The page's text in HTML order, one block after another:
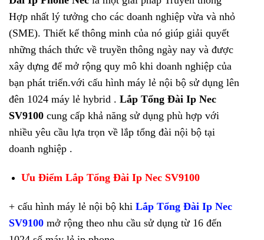
Hợp nhất lý tưởng cho các doanh nghiệp vừa và nhỏ
(SME). Thiết kế thông minh của nó giúp giải quyết
những thách thức về truyền thông ngày nay và được
xây dựng để mở rộng quy mô khi doanh nghiệp của
bạn phát triển.với cấu hình máy lẻ nội bộ sử dụng lên
đên 1024 máy lẻ hybrid . Lắp Tổng Đài Ip Nec
SV9100 cung cấp khả năng sử dụng phù hợp với
nhiều yêu cầu lựa trọn về lắp tổng đài nội bộ tại
doanh nghiệp .
Ưu Điểm Lắp Tổng Đài Ip Nec SV9100
+ cấu hình máy lẻ nội bộ khi Lắp Tổng Đài Ip Nec
SV9100 mở rộng theo nhu cầu sử dụng từ 16 đến